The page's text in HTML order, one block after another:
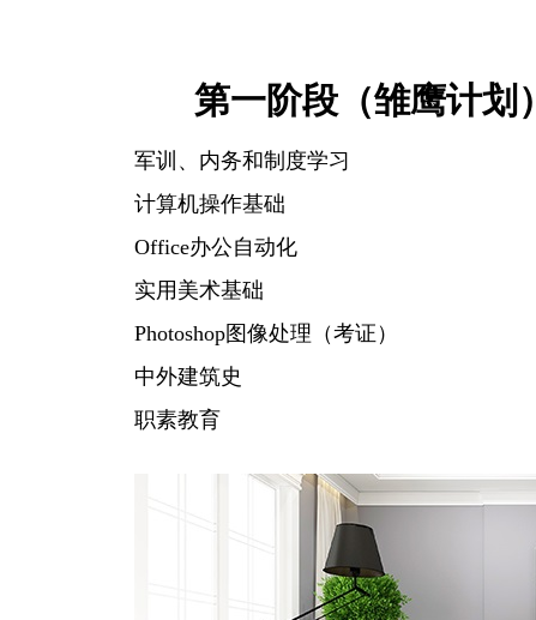
第一阶段（雏鹰计划）
军训、内务和制度学习
计算机操作基础
Office办公自动化
实用美术基础
Photoshop图像处理（考证）
中外建筑史
职素教育